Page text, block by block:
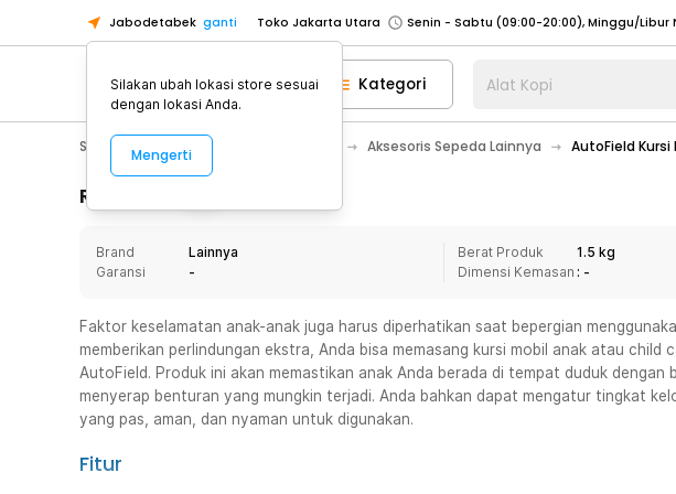
Jabodetabek ganti Toko Jakarta Utara
Toko Tangerang
Toko Cikupa
Pick n Go Jakarta Barat
Senin - Jumat (07:00 - 20:00), Sabtu
Pick n Go Bekasi
Senin - Jumat (08:00 - 20:00), Sabtu -
Senin - Jumat (08:00 - 20:00), Sabtu -
Senin - Sabtu (09:00-20:00), Minggu/
Senin - Sabtu (09:00-20:00), Minggu/
Toko Tangerang
Toko Cikupa
Pick n Go Jakarta Barat
Senin - Jumat (07:00 - 20:00), Sabtu
Pick n Go Bekasi
Senin - Jumat (08:00 - 20:00), Sabtu -
Kategori Alat Kopi
Sport & Outdoor Aksesoris Sepeda Lainnya AutoField
Rincian Produk
Brand
Lainnya
Garansi
-
Berat Produk
1.5 kg
Dimensi Kemasan : -
Faktor keselamatan anak-anak juga harus diperhatikan saat bepergian
memberikan perlindungan ekstra, Anda bisa memasang kursi mobil anak atau child
AutoField. Produk ini akan memastikan anak Anda berada di tempat duduk dengan
menyerap benturan yang mungkin terjadi. Anda bahkan dapat mengatur tingkat
yang pas, aman, dan nyaman untuk digunakan.
Fitur
Silakan ubah lokasi store sesuai
dengan lokasi Anda.
Mengerti